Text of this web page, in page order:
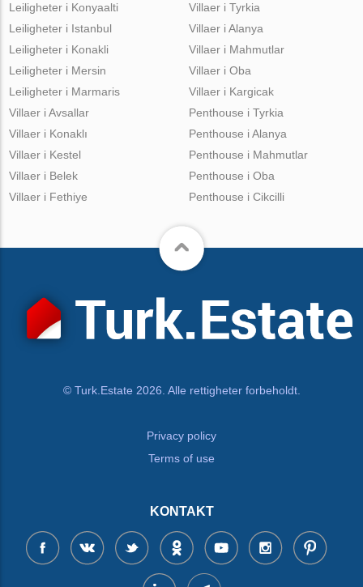
Leiligheter i Konyaalti
Leiligheter i Istanbul
Leiligheter i Konakli
Leiligheter i Mersin
Leiligheter i Marmaris
Villaer i Tyrkia
Villaer i Alanya
Villaer i Mahmutlar
Villaer i Oba
Villaer i Kargicak
Villaer i Avsallar
Villaer i Konaklı
Villaer i Kestel
Villaer i Belek
Villaer i Fethiye
Penthouse i Tyrkia
Penthouse i Alanya
Penthouse i Mahmutlar
Penthouse i Oba
Penthouse i Cikcilli
© Turk.Estate 2026. Alle rettigheter forbeholdt.
Privacy policy
Terms of use
KONTAKT